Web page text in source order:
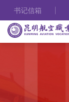
书记信箱